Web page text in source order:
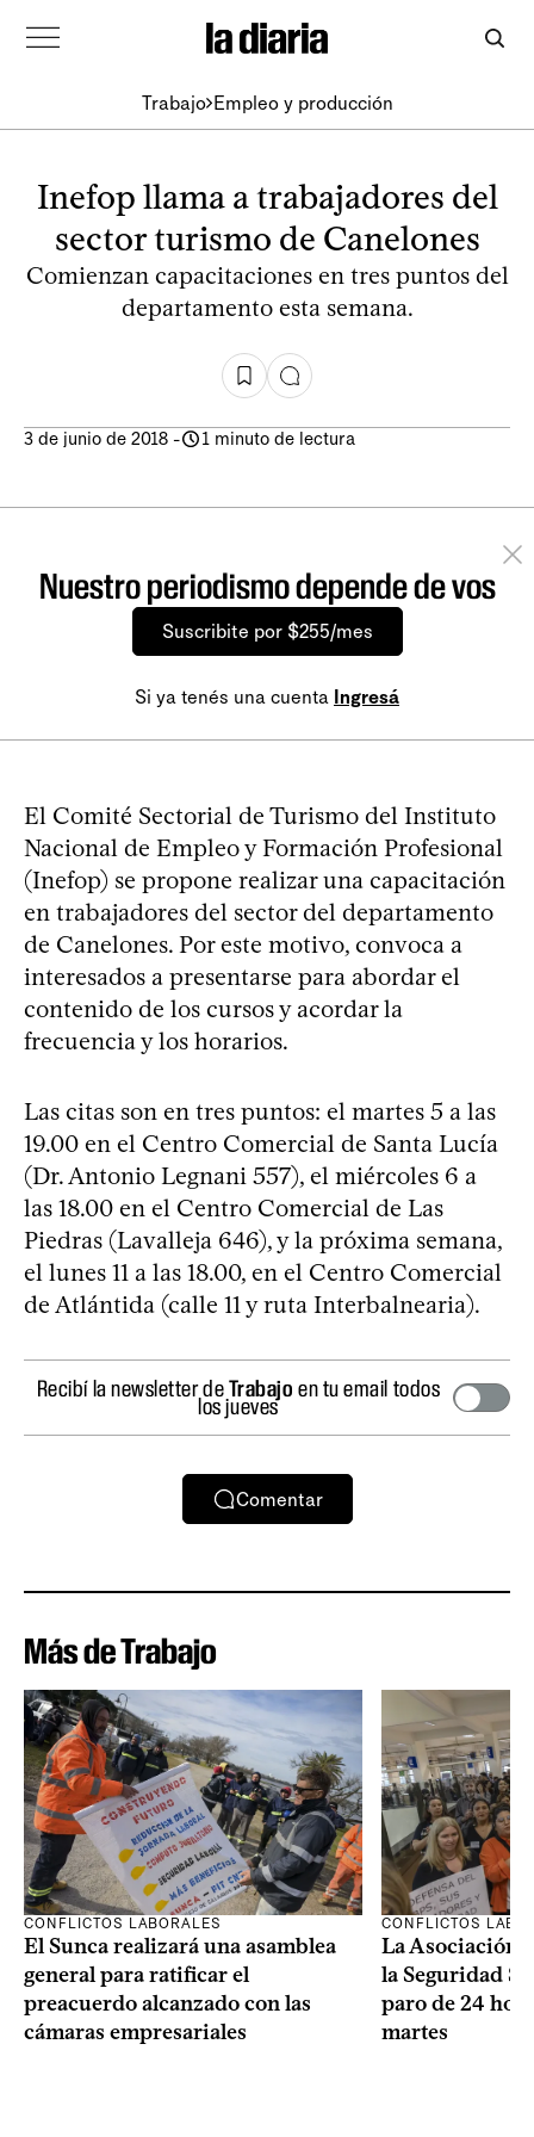
Trabajo Empleo y producción
Inefop llama a trabajadores del
sector turismo de Canelones
Comienzan capacitaciones en tres puntos del
departamento esta semana.
3 de junio de 2018 - 1 minuto de lectura
Nuestro periodismo depende de vos
Suscribite por $255/mes
Si ya tenés una cuenta Ingresá
El Comité Sectorial de Turismo del Instituto
Nacional de Empleo y Formación Profesional
(Inefop) se propone realizar una capacitación
en trabajadores del sector del departamento
de Canelones. Por este motivo, convoca a
interesados a presentarse para abordar el
contenido de los cursos y acordar la
frecuencia y los horarios.
Las citas son en tres puntos: el martes 5 a las
19.00 en el Centro Comercial de Santa Lucía
(Dr. Antonio Legnani 557), el miércoles 6 a
las 18.00 en el Centro Comercial de Las
Piedras (Lavalleja 646), y la próxima semana,
el lunes 11 a las 18.00, en el Centro Comercial
de Atlántida (calle 11 y ruta Interbalnearia).
Recibí la newsletter deTrabajo en tu email todos
los jueves
Comentar
Más de Trabajo
CONFLICTOS LABORALES
El Sunca realizará una asamblea
general para ratificar el
preacuerdo alcanzado con las
cámaras empresariales
CONFLICTOS
La Asociación
la Seguridad
paro de 24
martes